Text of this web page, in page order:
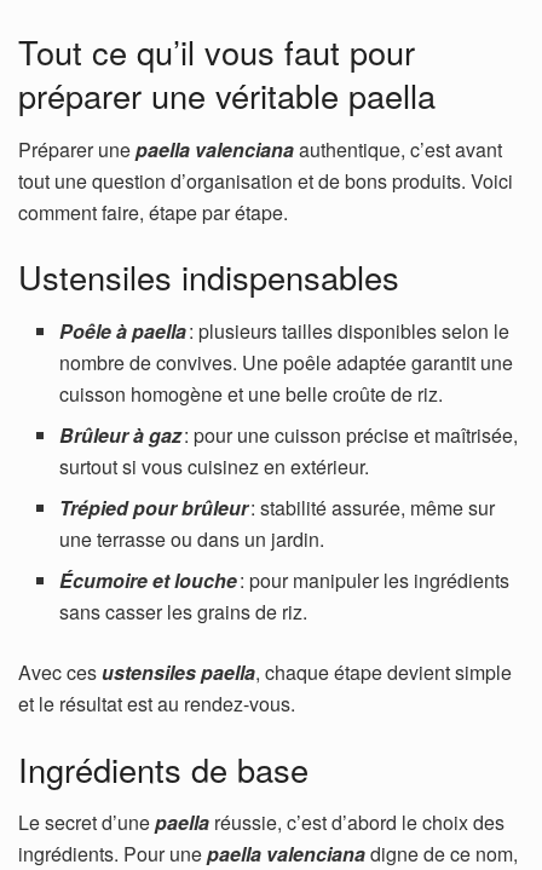
Tout ce qu’il vous faut pour
préparer une véritable paella
Préparer unepaella valencianaauthentique, c’est avant
tout une question d’organisation et de bons produits. Voici
comment faire, étape par étape.
Ustensiles indispensables
Poêle à paella: plusieurs tailles disponibles selon le
nombre de convives. Une poêle adaptée garantit une
cuisson homogène et une belle croûte de riz.
Brûleur à gaz: pour une cuisson précise et maîtrisée,
surtout si vous cuisinez en extérieur.
Trépied pour brûleur: stabilité assurée, même sur
une terrasse ou dans un jardin.
Écumoire et louche: pour manipuler les ingrédients
sans casser les grains de riz.
Avec cesustensiles paella, chaque étape devient simple
et le résultat est au rendez-vous.
Ingrédients de base
Le secret d’unepaella réussie, c’est d’abord le choix des
ingrédients. Pour unepaella valencianadigne de ce nom,